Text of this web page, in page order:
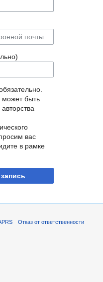
может быть
вас
в рамке
Отказ от ответственности